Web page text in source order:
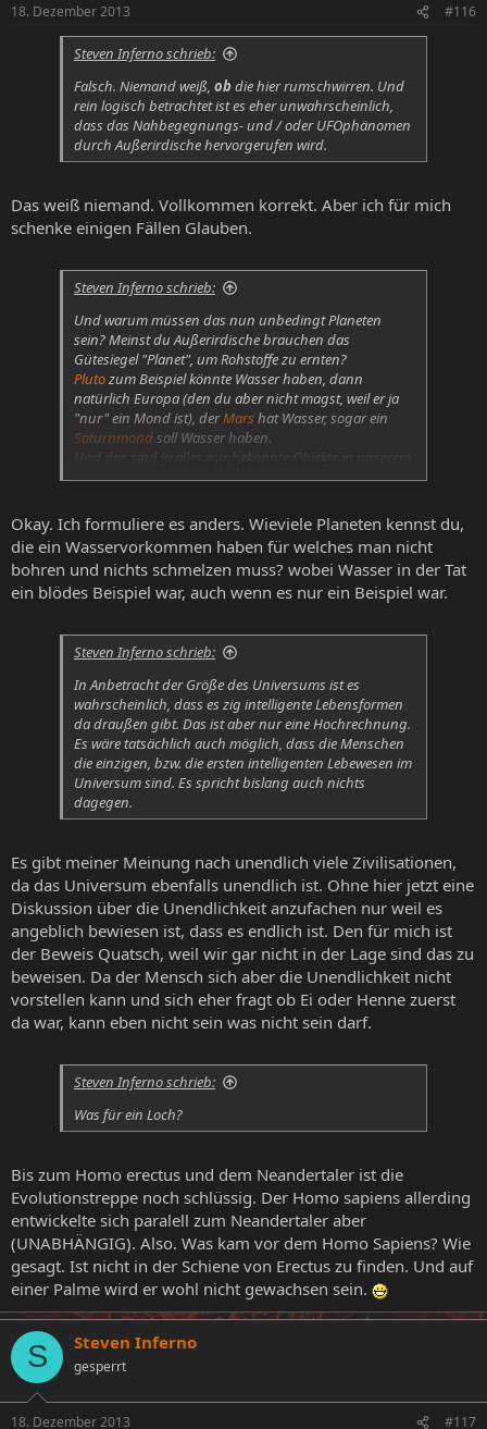
18. Dezember 2013 #116
Steven Inferno schrieb:
Falsch. Niemand weiß, ob die hier rumschwirren. Und
rein logisch betrachtet ist es eher unwahrscheinlich,
dass das Nahbegegnungs- und / oder UFOphänomen
durch Außerirdische hervorgerufen wird.
Das weiß niemand. Vollkommen korrekt. Aber ich für mich
schenke einigen Fällen Glauben.
Steven Inferno schrieb:
Und warum müssen das nun unbedingt Planeten
sein? Meinst du Außerirdische brauchen das
Gütesiegel "Planet", um Rohstoffe zu ernten?
Plutozum Beispiel könnte Wasser haben, dann
natürlich Europa (den du aber nicht magst, weil er ja
"nur" ein Mond ist), derMars hat Wasser, sogar ein
Saturnmondsoll Wasser haben.
Und das sind ja alles nur bekannte Objekte in unserem
Sonnensystem. Eine außerirdische Zivilisation -
massenhaft andere Planeten, Monde, Planetoiden,
Zwergplaneten oder Asteroiden passieren. Und auf
denen werden sich je nach Lage entsprechende
Rohstoffe finden. Dazu müssen die nicht bis zur Erde.
Okay. Ich formuliere es anders. Wieviele Planeten kennst du,
die ein Wasservorkommen haben für welches man nicht
bohren und nichts schmelzen muss? wobei Wasser in der Tat
ein blödes Beispiel war, auch wenn es nur ein Beispiel war.
Steven Inferno schrieb:
In Anbetracht der Größe des Universums ist es
wahrscheinlich, dass es zig intelligente Lebensformen
da draußen gibt. Das ist aber nur eine Hochrechnung.
Es wäre tatsächlich auch möglich, dass die Menschen
die einzigen, bzw. die ersten intelligenten Lebewesen im
Universum sind. Es spricht bislang auch nichts
dagegen.
Es gibt meiner Meinung nach unendlich viele Zivilisationen,
da das Universum ebenfalls unendlich ist. Ohne hier jetzt eine
Diskussion über die Unendlichkeit anzufachen nur weil es
angeblich bewiesen ist, dass es endlich ist. Den für mich ist
der Beweis Quatsch, weil wir gar nicht in der Lage sind das zu
beweisen. Da der Mensch sich aber die Unendlichkeit nicht
vorstellen kann und sich eher fragt ob Ei oder Henne zuerst
da war, kann eben nicht sein was nicht sein darf.
Steven Inferno schrieb:
Was für ein Loch?
Bis zum Homo erectus und dem Neandertaler ist die
Evolutionstreppe noch schlüssig. Der Homo sapiens allerding
entwickelte sich paralell zum Neandertaler aber
(UNABHÄNGIG). Also. Was kam vor dem Homo Sapiens? Wie
gesagt. Ist nicht in der Schiene von Erectus zu finden. Und auf
einer Palme wird er wohl nicht gewachsen sein.
S Steven Inferno
gesperrt
18. Dezember 2013 #117